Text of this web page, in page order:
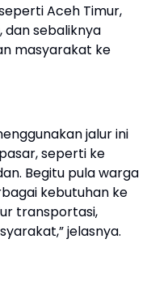
Aceh Timur,
dan sebaliknya
masyarakat ke
jalur ini
seperti ke
Begitu pula warga
kebutuhan ke
transportasi,
jelasnya.